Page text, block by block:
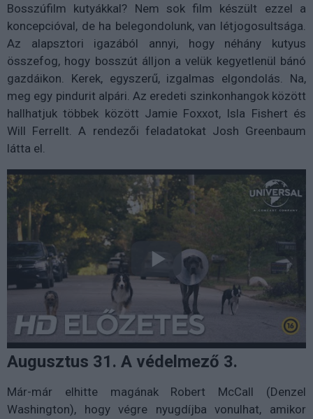
Bosszúfilm kutyákkal? Nem sok film készült ezzel a
koncepcióval, de ha belegondolunk, van létjogosultsága.
Az alapsztori igazából annyi, hogy néhány kutyus
összefog, hogy bosszút álljon a velük kegyetlenül bánó
gazdáikon. Kerek, egyszerű, izgalmas elgondolás. Na,
meg egy pindurit alpári. Az eredeti szinkonhangok között
hallhatjuk többek között Jamie Foxxot, Isla Fishert és
Will Ferrellt. A rendezői feladatokat Josh Greenbaum
látta el.
Augusztus 31. A védelmező 3.
Már-már elhitte magának Robert McCall (Denzel
Washington), hogy végre nyugdíjba vonulhat, amikor